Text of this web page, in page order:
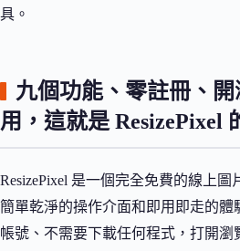
具。
九個功能、零註冊、
用，這就是 ResizePixel
ResizePixel 是一個完全免費的線上圖
簡單乾淨的操作介面和即用即走的體
帳號、不需要下載任何程式，打開瀏